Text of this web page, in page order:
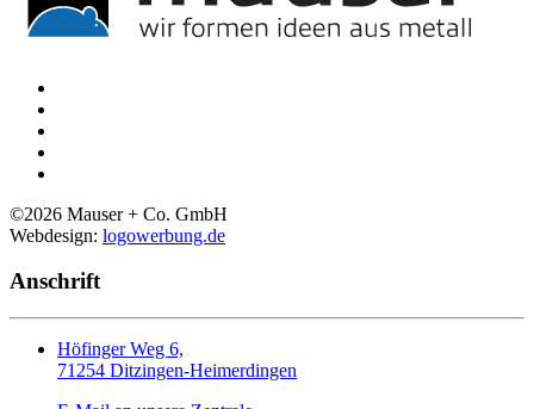
©2026 Mauser + Co. GmbH
Webdesign: logowerbung.de
Anschrift
Höfinger Weg 6,
71254 Ditzingen-Heimerdingen